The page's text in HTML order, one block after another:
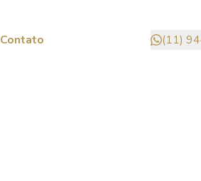
Contato (11)